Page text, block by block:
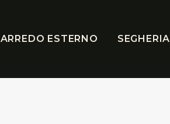
ARREDO ESTERNO SEGHERIA